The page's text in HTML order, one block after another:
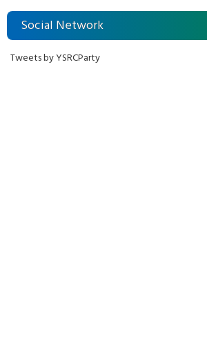
Social Network
Tweets by YSRCParty